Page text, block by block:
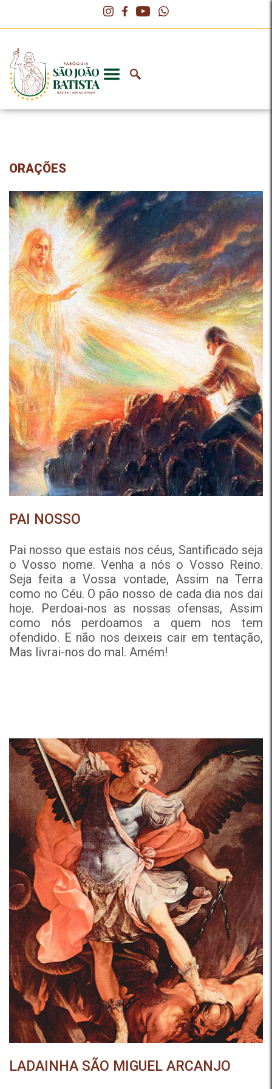
ORAÇÕES
PAI NOSSO
Pai nosso que estais nos céus, Santificado seja
o Vosso nome. Venha a nós o Vosso Reino.
Seja feita a Vossa vontade, Assim na Terra
como no Céu. O pão nosso de cada dia nos dai
hoje. Perdoai-nos as nossas ofensas, Assim
como nós perdoamos a quem nos tem
ofendido. E não nos deixeis cair em tentação,
Mas livrai-nos do mal. Amém!
LADAINHA SÃO MIGUEL ARCANJO